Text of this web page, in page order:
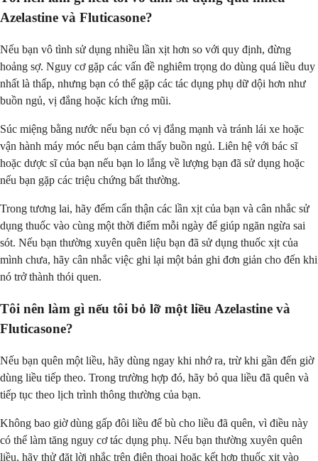
Azelastine và Fluticasone?
Nếu bạn vô tình sử dụng nhiều lần xịt hơn so với quy định, đừng
hoảng sợ. Nguy cơ gặp các vấn đề nghiêm trọng do dùng quá liều duy
nhất là thấp, nhưng bạn có thể gặp các tác dụng phụ dữ dội hơn như
buồn ngủ, vị đắng hoặc kích ứng mũi.
Súc miệng bằng nước nếu bạn có vị đắng mạnh và tránh lái xe hoặc
vận hành máy móc nếu bạn cảm thấy buồn ngủ. Liên hệ với bác sĩ
hoặc dược sĩ của bạn nếu bạn lo lắng về lượng bạn đã sử dụng hoặc
nếu bạn gặp các triệu chứng bất thường.
Trong tương lai, hãy đếm cẩn thận các lần xịt của bạn và cân nhắc sử
dụng thuốc vào cùng một thời điểm mỗi ngày để giúp ngăn ngừa sai
sót. Nếu bạn thường xuyên quên liệu bạn đã sử dụng thuốc xịt của
mình chưa, hãy cân nhắc việc ghi lại một bản ghi đơn giản cho đến khi
nó trở thành thói quen.
Tôi nên làm gì nếu tôi bỏ lỡ một liều Azelastine và
Fluticasone?
Nếu bạn quên một liều, hãy dùng ngay khi nhớ ra, trừ khi gần đến giờ
dùng liều tiếp theo. Trong trường hợp đó, hãy bỏ qua liều đã quên và
tiếp tục theo lịch trình thông thường của bạn.
Không bao giờ dùng gấp đôi liều để bù cho liều đã quên, vì điều này
có thể làm tăng nguy cơ tác dụng phụ. Nếu bạn thường xuyên quên
liều, hãy thử đặt lời nhắc trên điện thoại hoặc kết hợp thuốc xịt vào